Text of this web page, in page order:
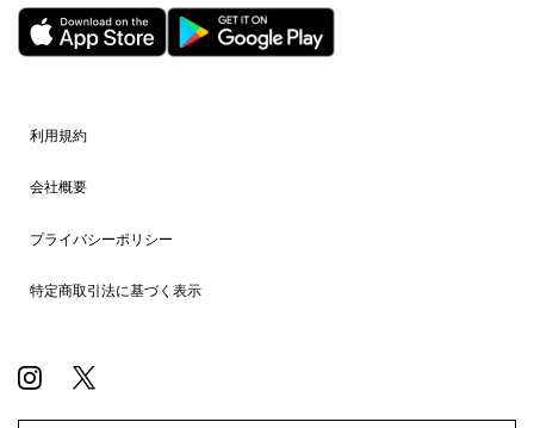
利用規約
会社概要
プライバシーポリシー
特定商取引法に基づく表示